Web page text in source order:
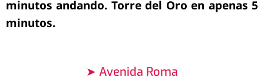
minutos andando. Torre del Oro en apenas 5
minutos.
➤ Avenida Roma